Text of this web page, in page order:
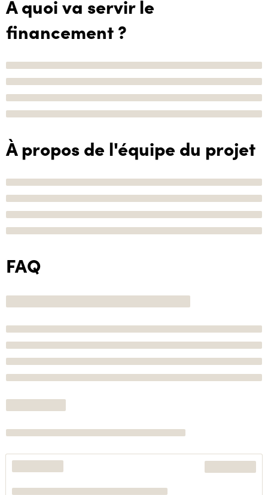
À quoi va servir le
financement ?
À propos de l'équipe du projet
FAQ